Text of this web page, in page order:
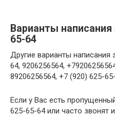
Варианты
65-64
Другие варианты написания
64, 9206256564,
89206256564, +7 (920) 625-
Если у Вас есть
625-65-64 или часто звонят